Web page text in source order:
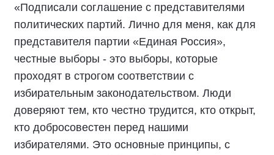
«Подписали соглашение с представителями
политических партий. Лично для меня, как для
представителя партии «Единая Россия»,
честные выборы - это выборы, которые
проходят в строгом соответствии с
избирательным законодательством. Люди
доверяют тем, кто честно трудится, кто открыт,
кто добросовестен перед нашими
избирателями. Это основные принципы, с